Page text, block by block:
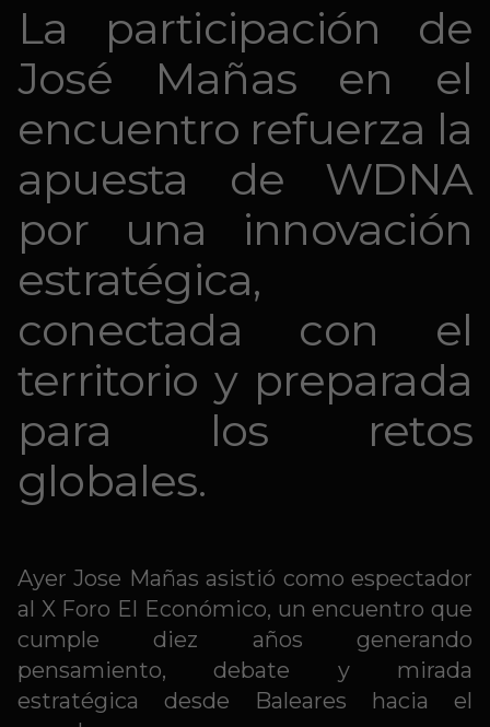
La participación de
José Mañas en el
encuentro refuerza la
apuesta de WDNA
por una innovación
estratégica,
conectada con el
territorio y preparada
para los retos
globales.
Ayer Jose Mañas asistió como espectador
al X Foro El Económico, un encuentro que
cumple diez años generando
pensamiento, debate y mirada
estratégica desde Baleares hacia el